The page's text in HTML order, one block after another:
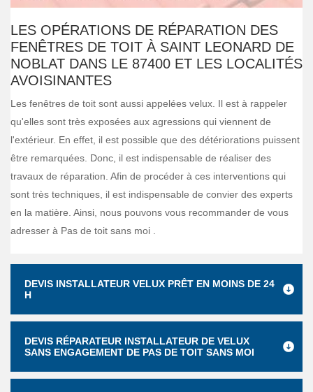
LES OPÉRATIONS DE RÉPARATION DES
FENÊTRES DE TOIT À SAINT LEONARD DE
NOBLAT DANS LE 87400 ET LES LOCALITÉS
AVOISINANTES
Les fenêtres de toit sont aussi appelées velux. Il est à rappeler
qu'elles sont très exposées aux agressions qui viennent de
l'extérieur. En effet, il est possible que des détériorations puissent
être remarquées. Donc, il est indispensable de réaliser des
travaux de réparation. Afin de procéder à ces interventions qui
sont très techniques, il est indispensable de convier des experts
en la matière. Ainsi, nous pouvons vous recommander de vous
adresser à Pas de toit sans moi .
DEVIS INSTALLATEUR VELUX PRÊT EN MOINS DE 24
H
DEVIS RÉPARATEUR INSTALLATEUR DE VELUX
SANS ENGAGEMENT DE PAS DE TOIT SANS MOI